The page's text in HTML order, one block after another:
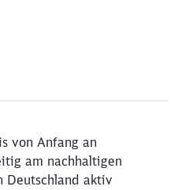
von Anfang an
am nachhaltigen
aktiv